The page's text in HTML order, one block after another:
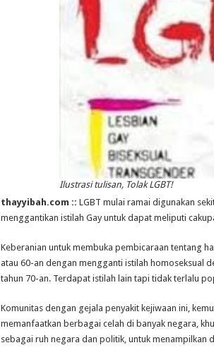
Ilustrasi tulisan, Tolak LGBT!
thayyibah.com :: LGBT mulai ramai digunakan
menggantikan istilah Gay untuk dapat meliputi
Keberanian untuk membuka pembicaraan tentang
atau 60-an dengan mengganti istilah homoseksual
tahun 70-an. Terdapat istilah lain tapi tidak terlalu
Komunitas dengan gejala penyakit kejiwaan ini,
memanfaatkan berbagai celah di banyak negara,
sebagai ruh negara dan politik, untuk menampilkan